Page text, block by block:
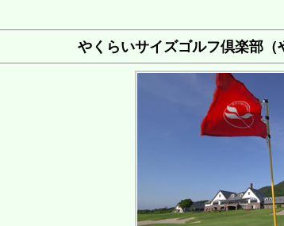
やくらいサイズゴルフ倶楽部（